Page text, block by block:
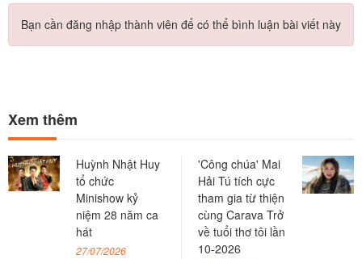
Bạn cần đăng nhập thành viên để có thể bình luận bài viết này
Xem thêm
Huỳnh Nhật Huy
tổ chức
Minishow kỷ
niệm 28 năm ca
hát
27/07/2026
'Công chúa' Mai
Hải Tú tích cực
tham gia từ thiện
cùng Carava Trở
về tuổi thơ tôi lần
10-2026